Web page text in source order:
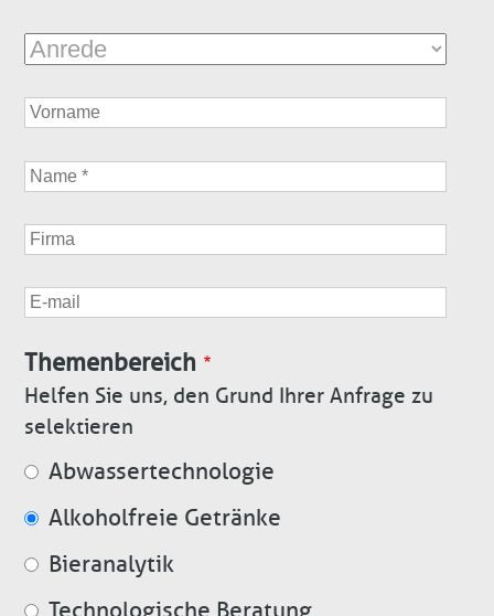
Anrede
First
Name
Firma
E-
Themenbereich
Helfen Sie uns, den Grund Ihrer Anfrage zu
selektieren
Abwassertechnologie
Alkoholfreie Getränke
Bieranalytik